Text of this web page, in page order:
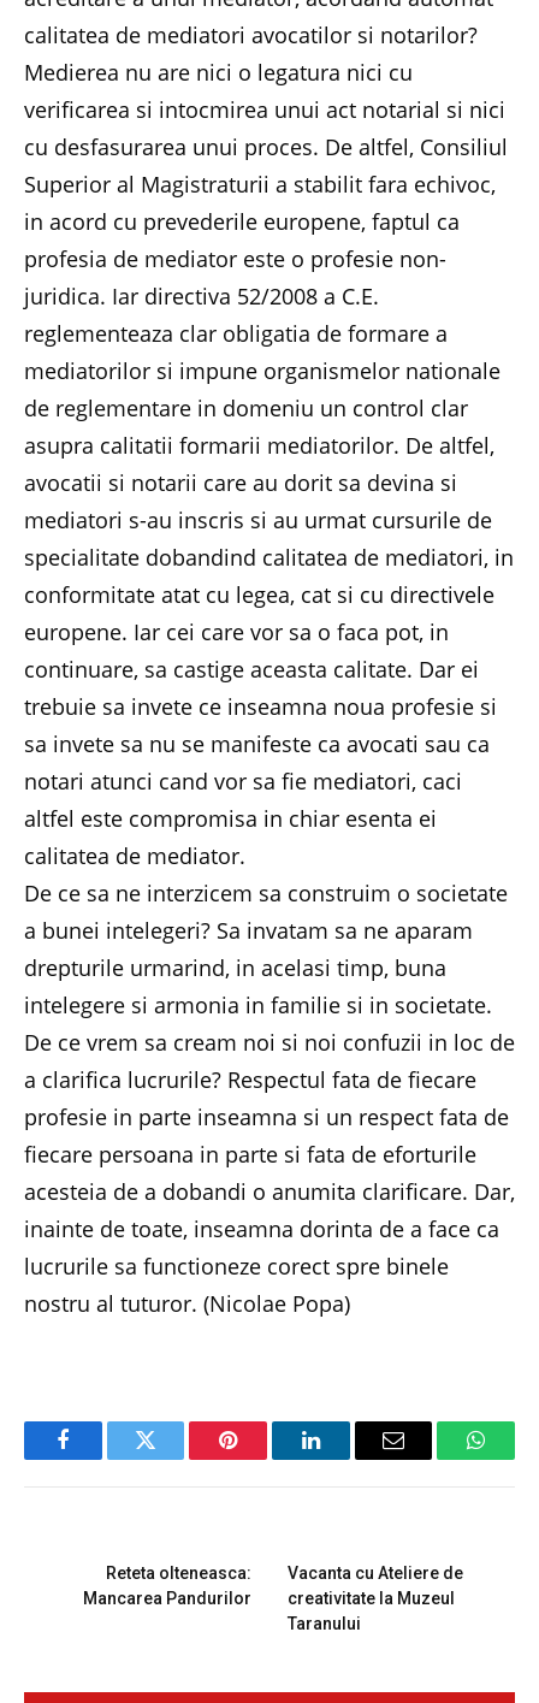
calitatea de mediatori avocatilor si notarilor?
Medierea nu are nici o legatura nici cu
verificarea si intocmirea unui act notarial si nici
cu desfasurarea unui proces. De altfel, Consiliul
Superior al Magistraturii a stabilit fara echivoc,
in acord cu prevederile europene, faptul ca
profesia de mediator este o profesie non-
juridica. Iar directiva 52/2008 a C.E.
reglementeaza clar obligatia de formare a
mediatorilor si impune organismelor nationale
de reglementare in domeniu un control clar
asupra calitatii formarii mediatorilor. De altfel,
avocatii si notarii care au dorit sa devina si
mediatori s-au inscris si au urmat cursurile de
specialitate dobandind calitatea de mediatori, in
conformitate atat cu legea, cat si cu directivele
europene. Iar cei care vor sa o faca pot, in
continuare, sa castige aceasta calitate. Dar ei
trebuie sa invete ce inseamna noua profesie si
sa invete sa nu se manifeste ca avocati sau ca
notari atunci cand vor sa fie mediatori, caci
altfel este compromisa in chiar esenta ei
calitatea de mediator.
De ce sa ne interzicem sa construim o societate
a bunei intelegeri? Sa invatam sa ne aparam
drepturile urmarind, in acelasi timp, buna
intelegere si armonia in familie si in societate.
De ce vrem sa cream noi si noi confuzii in loc de
a clarifica lucrurile? Respectul fata de fiecare
profesie in parte inseamna si un respect fata de
fiecare persoana in parte si fata de eforturile
acesteia de a dobandi o anumita clarificare. Dar,
inainte de toate, inseamna dorinta de a face ca
lucrurile sa functioneze corect spre binele
nostru al tuturor. (Nicolae Popa)
FacebookTwitter Pinterest LinkedInEmail
Reteta olteneasca:
Mancarea Pandurilor
Vacanta cu Ateliere de
creativitate la Muzeul
Taranului